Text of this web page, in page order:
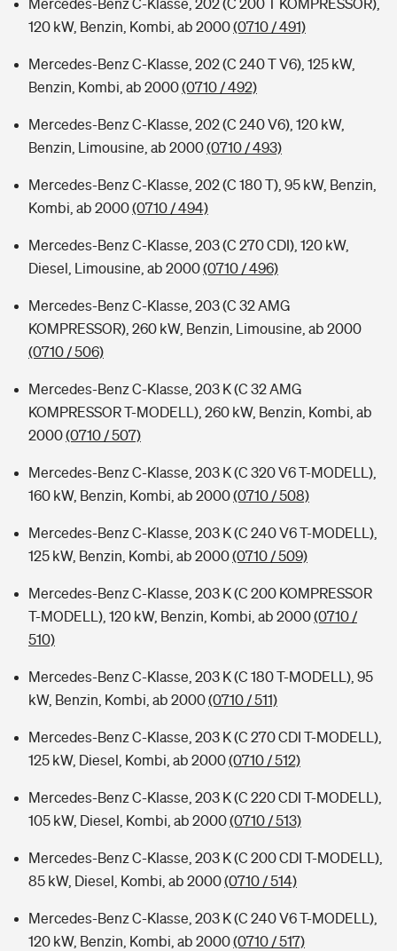
Mercedes-Benz C-Klasse, 202 (C 200 T KOMPRESSOR),
120 kW, Benzin, Kombi, ab 2000(0710 / 491)
Mercedes-Benz C-Klasse, 202 (C 240 T V6), 125 kW,
Benzin, Kombi, ab 2000(0710 / 492)
Mercedes-Benz C-Klasse, 202 (C 240 V6), 120 kW,
Benzin, Limousine, ab 2000(0710 / 493)
Mercedes-Benz C-Klasse, 202 (C 180 T), 95 kW, Benzin,
Kombi, ab 2000(0710 / 494)
Mercedes-Benz C-Klasse, 203 (C 270 CDI), 120 kW,
Diesel, Limousine, ab 2000(0710 / 496)
Mercedes-Benz C-Klasse, 203 (C 32 AMG
KOMPRESSOR), 260 kW, Benzin, Limousine, ab 2000
(0710 / 506)
Mercedes-Benz C-Klasse, 203 K (C 32 AMG
KOMPRESSOR T-MODELL), 260 kW, Benzin, Kombi, ab
2000(0710 / 507)
Mercedes-Benz C-Klasse, 203 K (C 320 V6 T-MODELL),
160 kW, Benzin, Kombi, ab 2000(0710 / 508)
Mercedes-Benz C-Klasse, 203 K (C 240 V6 T-MODELL),
125 kW, Benzin, Kombi, ab 2000(0710 / 509)
Mercedes-Benz C-Klasse, 203 K (C 200 KOMPRESSOR
T-MODELL), 120 kW, Benzin, Kombi, ab 2000(0710 /
510)
Mercedes-Benz C-Klasse, 203 K (C 180 T-MODELL), 95
kW, Benzin, Kombi, ab 2000(0710 / 511)
Mercedes-Benz C-Klasse, 203 K (C 270 CDI T-MODELL),
125 kW, Diesel, Kombi, ab 2000(0710 / 512)
Mercedes-Benz C-Klasse, 203 K (C 220 CDI T-MODELL),
105 kW, Diesel, Kombi, ab 2000(0710 / 513)
Mercedes-Benz C-Klasse, 203 K (C 200 CDI T-MODELL),
85 kW, Diesel, Kombi, ab 2000(0710 / 514)
Mercedes-Benz C-Klasse, 203 K (C 240 V6 T-MODELL),
120 kW, Benzin, Kombi, ab 2000(0710 / 517)